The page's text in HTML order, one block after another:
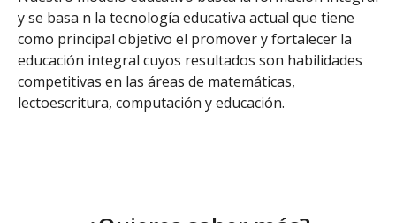
y se basa n la tecnología educativa actual que tiene
como principal objetivo el promover y fortalecer la
educación integral cuyos resultados son habilidades
competitivas en las áreas de matemáticas,
lectoescritura, computación y educación.